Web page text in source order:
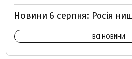
Новини 6 серпня: Росія
ВСІ НОВИНИ